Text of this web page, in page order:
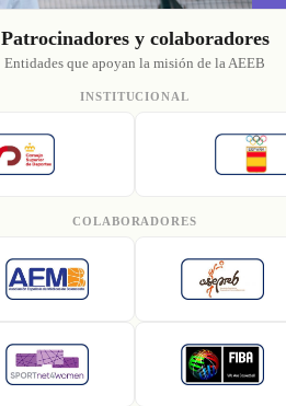
Patrocinadores y colaboradores
Entidades que apoyan la misión de la AEEB
INSTITUCIONAL
COLABORADORES